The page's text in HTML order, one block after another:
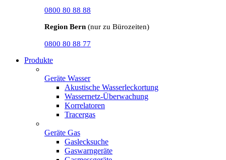
0800 80 88 88
Region Bern (nur zu Bürozeiten)
0800 80 88 77
Produkte
Geräte Wasser
Akustische Wasserleckortung
Wassernetz-Überwachung
Korrelatoren
Tracergas
Geräte Gas
Gaslecksuche
Gaswarngeräte